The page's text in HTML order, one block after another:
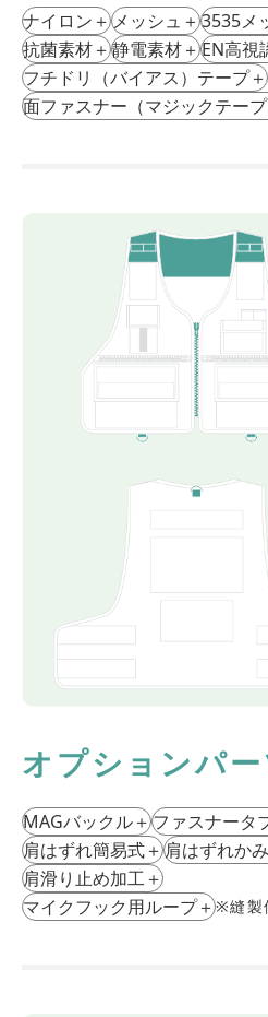
ナイロン ＋メッシュ ＋3535メ
抗菌素材＋静電素材＋EN⾼視
フチドリ（バイアス）テープ＋
⾯ファスナー（マジックテープ
オプションパー
MAGバックル＋ファスナータ
肩はずれ簡易式＋肩はずれか
肩滑り⽌め加⼯＋
マイクフック用ループ＋※縫製